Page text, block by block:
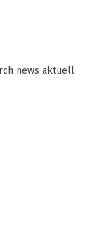
news aktuell